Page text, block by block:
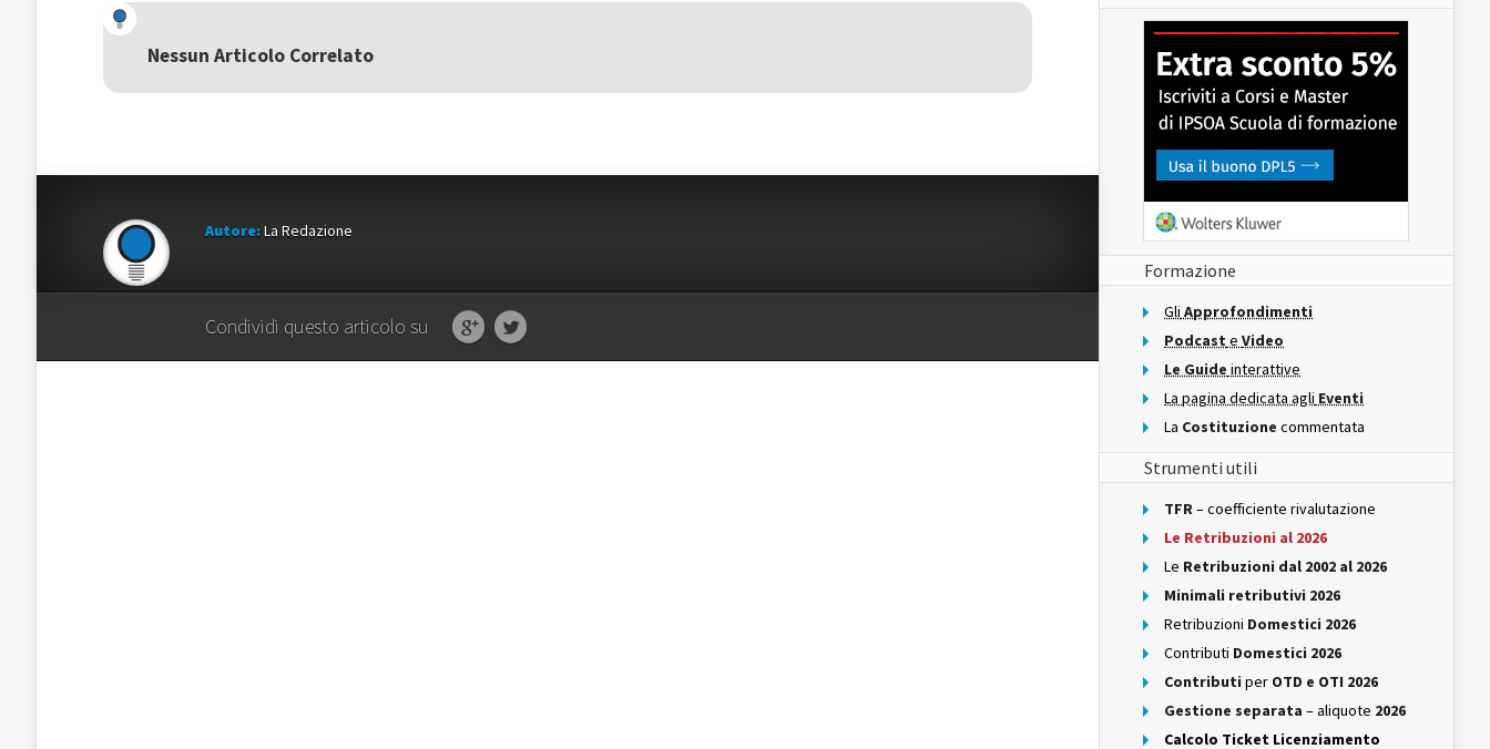
(Si
apre
una
nuova
nuova
finestra)
una
nuova
Nessun Articolo Correlato
Autore:La Redazione
Condividi questo articolo su
Formazione
Gli Approfondimenti
Podcast e Video
Le Guide interattive
La pagina dedicata agli Eventi
La Costituzione commentata
Strumenti utili
TFR– coefficiente rivalutazione
Le Retribuzioni al 2026
Le Retribuzioni dal 2002 al 2026
Minimali retributivi 2026
Retribuzioni Domestici 2026
Contributi Domestici 2026
Contributi per OTD e OTI 2026
Gestione separata – aliquote 2026
Calcolo Ticket Licenziamento